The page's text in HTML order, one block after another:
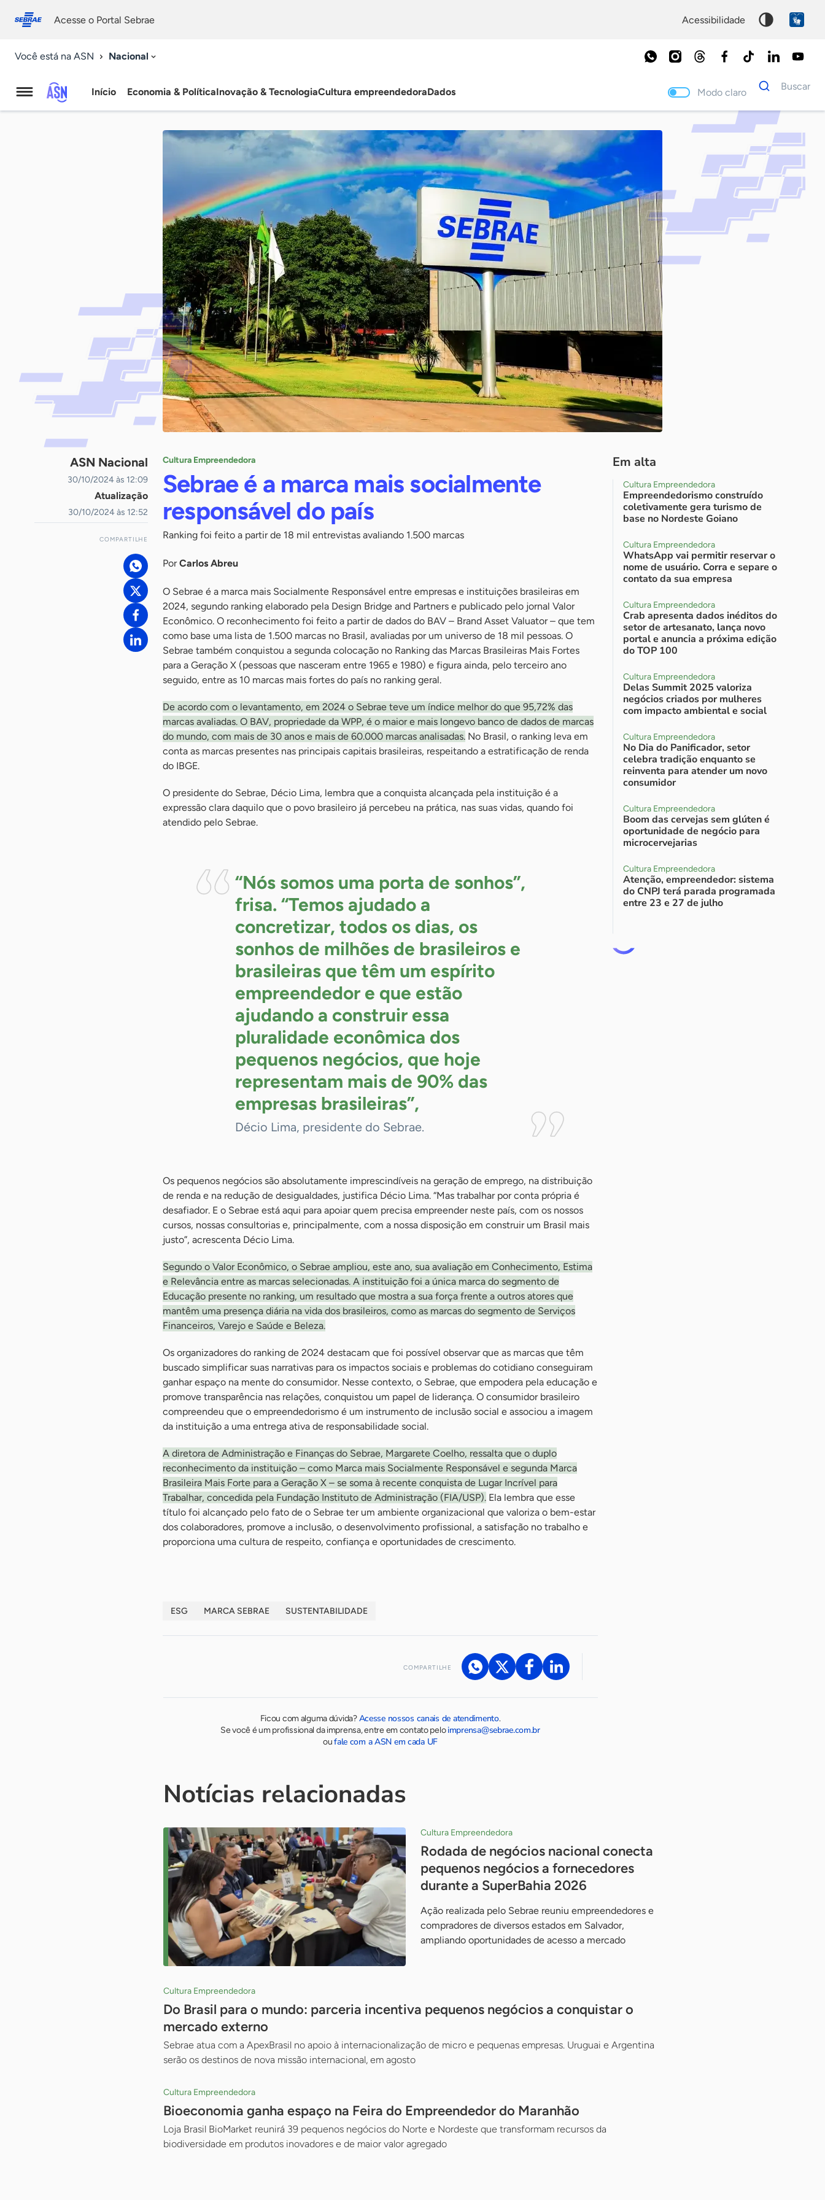
conosco
Acesse o Portal Sebrae acessibilidade
Você está na ASN Nacional
Agência
Início Economia & PolíticaInovação & TecnologiaCultura empreendedoraDados Modo claro
Dados
para
Buscar
Palavra
chave
ASN Nacional
30/10/2024 às 12:09
Atualização
30/10/2024 às 12:52
COMPARTILHE
Cultura Empreendedora
Sebrae é a marca mais socialmente
responsável do país
Ranking foi feito a partir de 18 mil entrevistas avaliando 1.500 marcas
PorCarlos Abreu
O Sebrae é a marca mais Socialmente Responsável entre empresas e instituições brasileiras em
2024, segundo ranking elaborado pela Design Bridge and Partners e publicado pelo jornal Valor
Econômico. O reconhecimento foi feito a partir de dados do BAV – Brand Asset Valuator – que tem
como base uma lista de 1.500 marcas no Brasil, avaliadas por um universo de 18 mil pessoas. O
Sebrae também conquistou a segunda colocação no Ranking das Marcas Brasileiras Mais Fortes
para a Geração X (pessoas que nasceram entre 1965 e 1980) e figura ainda, pelo terceiro ano
seguido, entre as 10 marcas mais fortes do país no ranking geral.
De acordo com o levantamento, em 2024 o Sebrae teve um índice melhor do que 95,72% das
marcas avaliadas. O BAV, propriedade da WPP, é o maior e mais longevo banco de dados de marcas
do mundo, com mais de 30 anos e mais de 60.000 marcas analisadas. No Brasil, o ranking leva em
conta as marcas presentes nas principais capitais brasileiras, respeitando a estratificação de renda
do IBGE.
O presidente do Sebrae, Décio Lima, lembra que a conquista alcançada pela instituição é a
expressão clara daquilo que o povo brasileiro já percebeu na prática, nas suas vidas, quando foi
atendido pelo Sebrae.
“Nós somos uma porta de sonhos”,
frisa. “Temos ajudado a
concretizar, todos os dias, os
sonhos de milhões de brasileiros e
brasileiras que têm um espírito
empreendedor e que estão
ajudando a construir essa
pluralidade econômica dos
pequenos negócios, que hoje
representam mais de 90% das
empresas brasileiras”,
Décio Lima, presidente do Sebrae.
Os pequenos negócios são absolutamente imprescindíveis na geração de emprego, na distribuição
de renda e na redução de desigualdades, justifica Décio Lima. “Mas trabalhar por conta própria é
desafiador. E o Sebrae está aqui para apoiar quem precisa empreender neste país, com os nossos
cursos, nossas consultorias e, principalmente, com a nossa disposição em construir um Brasil mais
justo”, acrescenta Décio Lima.
Segundo o Valor Econômico, o Sebrae ampliou, este ano, sua avaliação em Conhecimento, Estima
e Relevância entre as marcas selecionadas. A instituição foi a única marca do segmento de
Educação presente no ranking, um resultado que mostra a sua força frente a outros atores que
mantêm uma presença diária na vida dos brasileiros, como as marcas do segmento de Serviços
Financeiros, Varejo e Saúde e Beleza.
Os organizadores do ranking de 2024 destacam que foi possível observar que as marcas que têm
buscado simplificar suas narrativas para os impactos sociais e problemas do cotidiano conseguiram
ganhar espaço na mente do consumidor. Nesse contexto, o Sebrae, que empodera pela educação e
promove transparência nas relações, conquistou um papel de liderança. O consumidor brasileiro
compreendeu que o empreendedorismo é um instrumento de inclusão social e associou a imagem
da instituição a uma entrega ativa de responsabilidade social.
A diretora de Administração e Finanças do Sebrae, Margarete Coelho, ressalta que o duplo
reconhecimento da instituição – como Marca mais Socialmente Responsável e segunda Marca
Brasileira Mais Forte para a Geração X – se soma à recente conquista de Lugar Incrível para
Trabalhar, concedida pela Fundação Instituto de Administração (FIA/USP). Ela lembra que esse
título foi alcançado pelo fato de o Sebrae ter um ambiente organizacional que valoriza o bem-estar
dos colaboradores, promove a inclusão, o desenvolvimento profissional, a satisfação no trabalho e
proporciona uma cultura de respeito, confiança e oportunidades de crescimento.
ESG MARCA SEBRAE SUSTENTABILIDADE
COMPARTILHE
Ficou com alguma dúvida?Acesse nossos canais de atendimento.
Se você é um profissional da imprensa, entre em contato peloimprensa@sebrae.com.br
oufale com a ASN em cada UF
Em alta
Cultura Empreendedora
Empreendedorismo construído
coletivamente gera turismo de
base no Nordeste Goiano
Cultura Empreendedora
WhatsApp vai permitir reservar o
nome de usuário. Corra e separe o
contato da sua empresa
Cultura Empreendedora
Crab apresenta dados inéditos do
setor de artesanato, lança novo
portal e anuncia a próxima edição
do TOP 100
Cultura Empreendedora
Delas Summit 2025 valoriza
negócios criados por mulheres
com impacto ambiental e social
Cultura Empreendedora
No Dia do Panificador, setor
celebra tradição enquanto se
reinventa para atender um novo
consumidor
Cultura Empreendedora
Boom das cervejas sem glúten é
oportunidade de negócio para
microcervejarias
Cultura Empreendedora
Atenção, empreendedor: sistema
do CNPJ terá parada programada
entre 23 e 27 de julho
Notícias relacionadas
Cultura Empreendedora
Rodada de negócios nacional conecta
pequenos negócios a fornecedores
durante a SuperBahia 2026
Ação realizada pelo Sebrae reuniu empreendedores e
compradores de diversos estados em Salvador,
ampliando oportunidades de acesso a mercado
Cultura Empreendedora
Do Brasil para o mundo: parceria incentiva pequenos negócios a conquistar o
mercado externo
Sebrae atua com a ApexBrasil no apoio à internacionalização de micro e pequenas empresas. Uruguai e Argentina
serão os destinos de nova missão internacional, em agosto
Cultura Empreendedora
Bioeconomia ganha espaço na Feira do Empreendedor do Maranhão
Loja Brasil BioMarket reunirá 39 pequenos negócios do Norte e Nordeste que transformam recursos da
biodiversidade em produtos inovadores e de maior valor agregado